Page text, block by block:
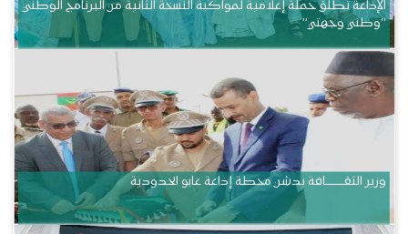
الإذاعة تطلق حملة إعلامية لمواكبة النسخة الثانية من البرنامج الوطني
“وطني وجهتي”
وزير الثقــــــــــافة يدشن محطة إذاعة غابو الحدودية